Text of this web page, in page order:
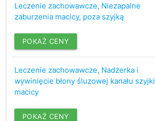
Leczenie zachowawcze, Niezapalne
zaburzenia macicy, poza szyjką
POKAŻ CENY
Leczenie zachowawcze, Nadżerka i
wywinięcie błony śluzowej kanału szyjki
macicy
POKAŻ CENY